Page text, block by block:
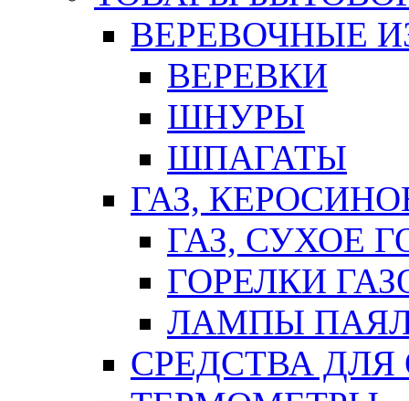
ВЕРЕВОЧНЫЕ
ВЕРЕВКИ
ШНУРЫ
ШПАГАТЫ
ГАЗ,
ГАЗ, СУХОЕ
ГОРЕЛКИ
ЛАМПЫ
СРЕДСТВА